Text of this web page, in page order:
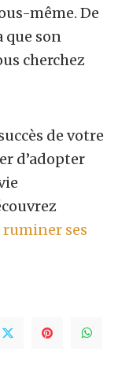
même. De
son
cherchez
de votre
d’adopter
ses